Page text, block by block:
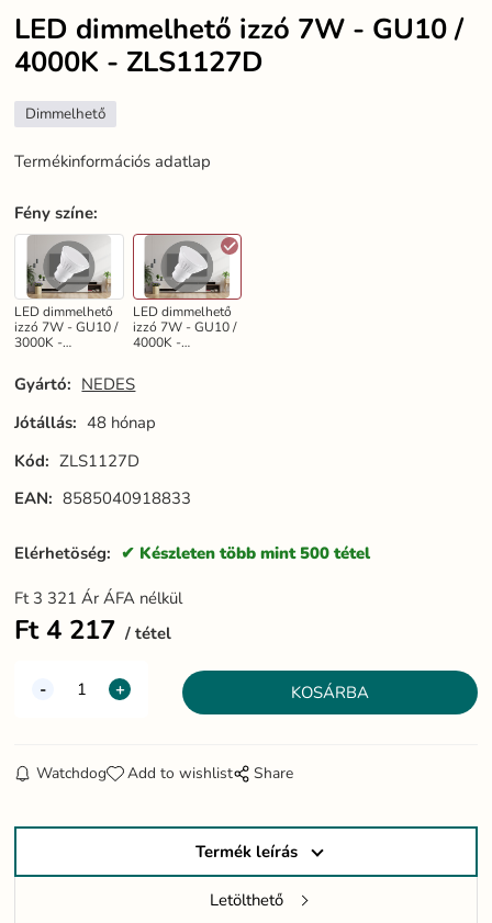
LED dimmelhető izzó 7W - GU10 /
4000K - ZLS1127D
Dimmelhető
Termékinformációs adatlap
Fény színe:
LED dimmelhető
izzó 7W - GU10 /
3000K -
LED dimmelhető
izzó 7W - GU10 /
4000K -
Gyártó: NEDES
Jótállás: 48 hónap
Kód: ZLS1127D
EAN: 8585040918833
Elérhetöség: Készleten több mint 500 tétel
Ft 3 321 Ár ÁFA nélkül
Ft4 217 tétel
Watchdog Add to wishlist Share
Termék leírás
Letölthető